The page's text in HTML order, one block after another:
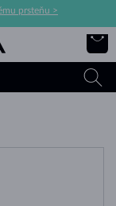
prsteňu >